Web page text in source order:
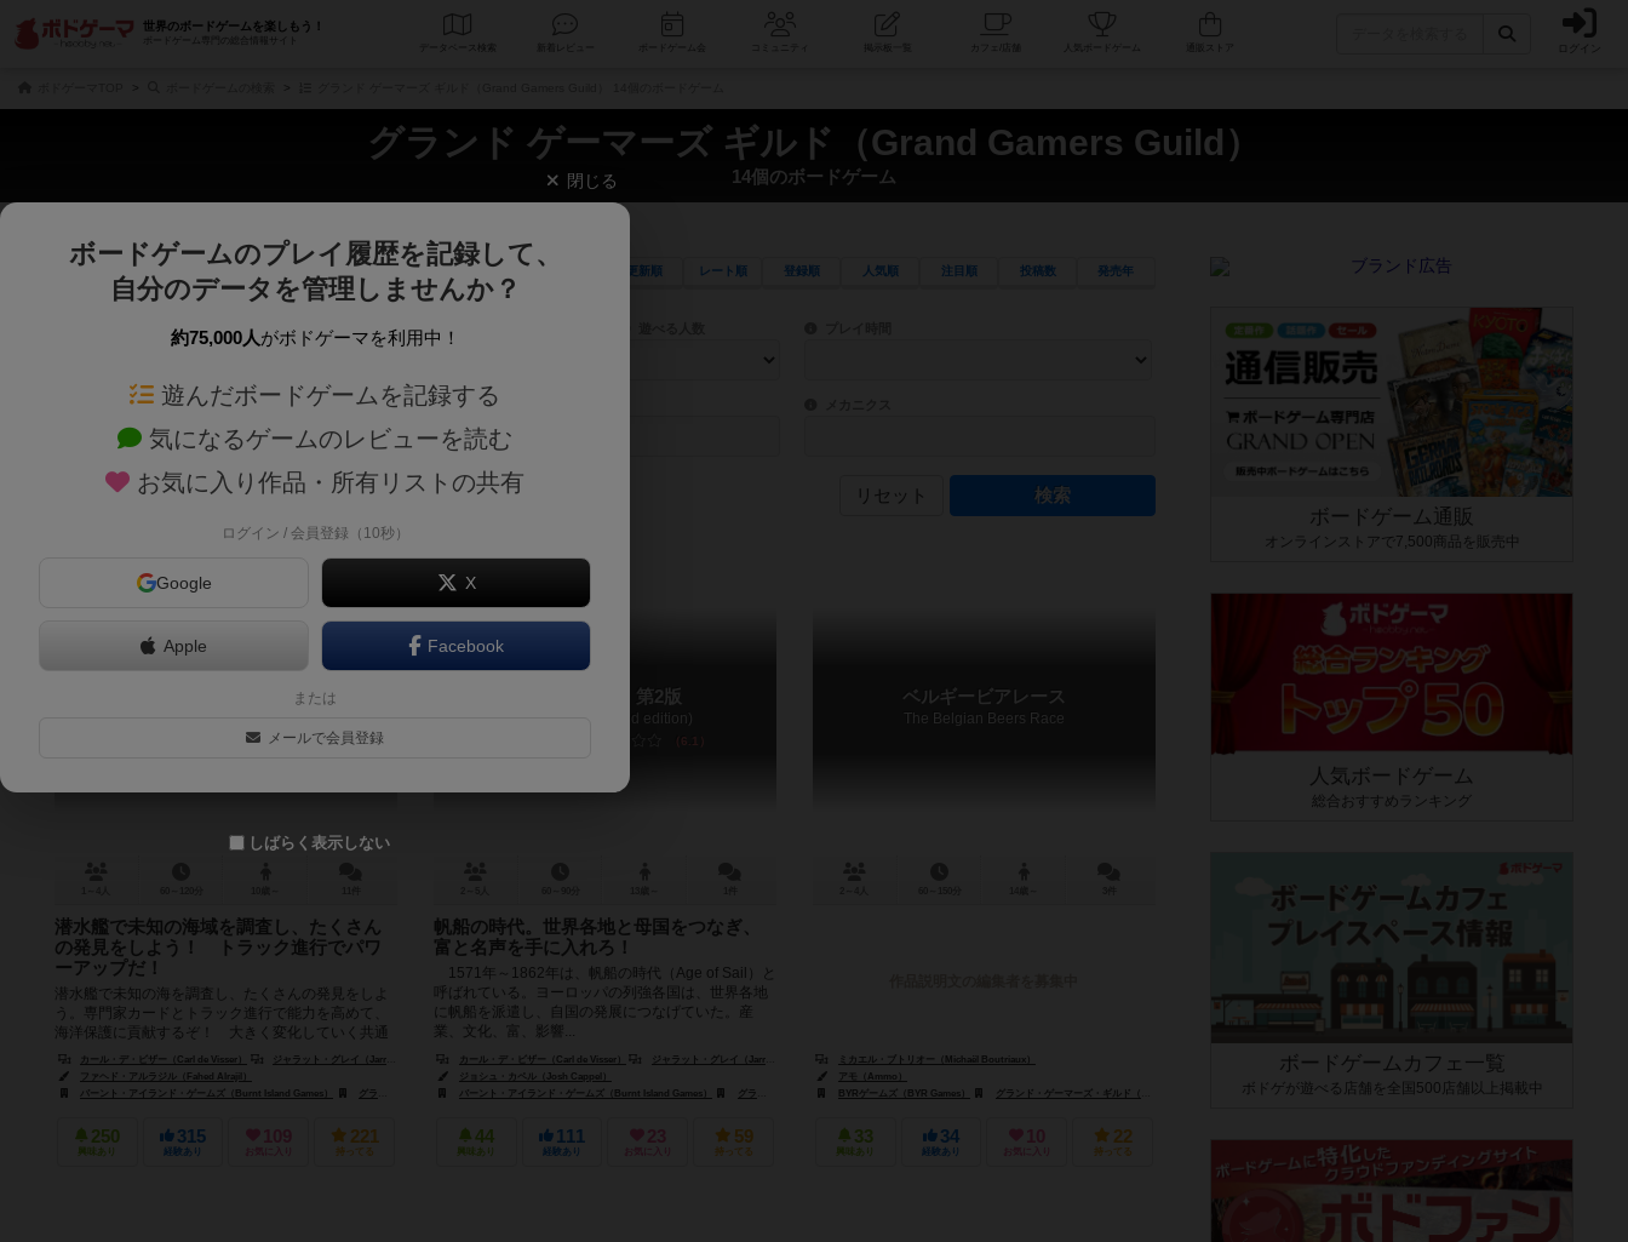
世界のボードゲームを楽しもう！
ボードゲーム専門の総合情報サイト
データベース コミュニティ 人気ボードゲーム ログイン
グランド ゲーマーズ ギルド（Grand Gamers Guild）
14個のボードゲーム
じっくり表示 更新順 レート順 登録順 人気順 注目順 投稿数 発売年
商品名、商品説明文、デザイナー名、テーマ名、メカニクス名を対象にフリーワード検索ができます。
ゲームデザイナー名を指定して検索できます。
ゲームデザイナー 目安となる所要時間を指定することができます。マニュアルを読む時間や参加者へのルール説明時間は含まれていないため、初めて
対象年齢を指定します。 世界観や登場人物などモチーフ・ストーリーを指定することができます。直感的にゲームシステムを理解できるよう、中世ファンタジー・クッキング・海賊同士の対決など、ゲームコンセプトを絞
テーマ/フレーバー ゲーム性を構成するコアシステムです。主にボードゲームに慣れている方向けの絞込機能です。例えば「ダイスロール」はランダ
リセット
エンデバー：ディープ・シー
7.4
潜水艦で未知の海域を調査し、たくさん
の発見をしよう！ トラック進行でパワ
ーアップだ！
潜水艦で未知の海を調査し、たくさんの発見をしよ
う。専門家カードとトラック進行で能力を高めて、
海洋保護に貢献するぞ！ 大きく変化していく共通
ボードと個人ボードで、シンプルで分か...
カール・デ・ビザー（Carl de Visser）
ジャラット・グレイ（Jarratt Gray）
ファヘド・アルラジル（Fahed Alrajil）
バーント・アイランド・ゲームズ（Burnt Island Games）
グランド・ゲーマーズ・ギルド（Grand Gamers Guild） ボードゲームサーカス（Board Game Circus）
250
興味あり
315
経験あり
109
お気に入り
221
持ってる
エンデバー：第2版
Endeavor (Second edition)
6.1
帆船の時代。世界各地と母国をつなぎ、
富と名声を手に入れろ！
1571年～1862年は、帆船の時代（Age of Sail）と
呼ばれている。ヨーロッパの列強各国は、世界各地
に帆船を派遣し、自国の発展につなげていた。産
業、文化、富、影響...
カール・デ・ビザー（Carl de Visser）
ジャラット・グレイ（Jarratt Gray）
ジョシュ・カペル（Josh Cappel）
バーント・アイランド・ゲームズ（Burnt Island Games）
グランド・ゲーマーズ・ギルド（Grand Gamers Guild）
44
興味あり
111
経験あり
23
お気に入り
59
持ってる
ベルギービアレース
The Belgian Beers Race
ミカエル・ブトリオー（Michaël Boutriaux）
アモ（Ammo）
BYRゲームズ（BYR Games）
グランド・ゲーマーズ・ギルド（Grand Gamers Guild） ピクシーゲームズ（Pixie Games）
33
興味あり
34
経験あり
10
お気に入り
22
持ってる
ボードゲーム通販
オンラインストアで7,500商品を販売中
人気ボードゲーム
総合おすすめランキング
ボードゲームカフェ一覧
ボドゲが遊べる店舗を全国500店舗以上掲載中
閉じる
ボードゲームのプレイ履歴を記録して、
自分のデータを管理しませんか？
約75,000人がボドゲーマを利用中！
遊んだボードゲームを記録する
気になるゲームのレビューを読む
お気に入り作品・所有リストの共有
ログイン / 会員登録（10秒）
Google X
Apple Facebook
または
メールで会員登録
しばらく表示しない